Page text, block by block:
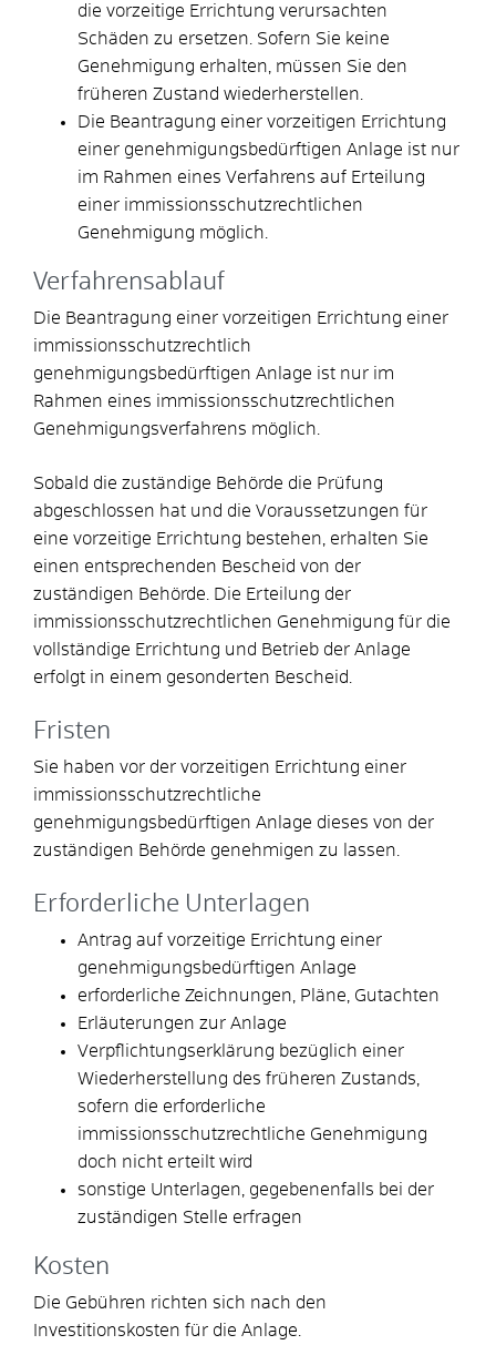
die vorzeitige Errichtung verursachten
Schäden zu ersetzen. Sofern Sie keine
Genehmigung erhalten, müssen Sie den
früheren Zustand wiederherstellen.
Die Beantragung einer vorzeitigen Errichtung
einer genehmigungsbedürftigen Anlage ist nur
im Rahmen eines Verfahrens auf Erteilung
einer immissionsschutzrechtlichen
Genehmigung möglich.
Verfahrensablauf
Die Beantragung einer vorzeitigen Errichtung einer
immissionsschutzrechtlich
genehmigungsbedürftigen Anlage ist nur im
Rahmen eines immissionsschutzrechtlichen
Genehmigungsverfahrens möglich.
Sobald die zuständige Behörde die Prüfung
abgeschlossen hat und die Voraussetzungen für
eine vorzeitige Errichtung bestehen, erhalten Sie
einen entsprechenden Bescheid von der
zuständigen Behörde. Die Erteilung der
immissionsschutzrechtlichen Genehmigung für die
vollständige Errichtung und Betrieb der Anlage
erfolgt in einem gesonderten Bescheid.
Fristen
Sie haben vor der vorzeitigen Errichtung einer
immissionsschutzrechtliche
genehmigungsbedürftigen Anlage dieses von der
zuständigen Behörde genehmigen zu lassen.
Erforderliche Unterlagen
Antrag auf vorzeitige Errichtung einer
genehmigungsbedürftigen Anlage
erforderliche Zeichnungen, Pläne, Gutachten
Erläuterungen zur Anlage
Verpflichtungserklärung bezüglich einer
Wiederherstellung des früheren Zustands,
sofern die erforderliche
immissionsschutzrechtliche Genehmigung
doch nicht erteilt wird
sonstige Unterlagen, gegebenenfalls bei der
zuständigen Stelle erfragen
Kosten
Die Gebühren richten sich nach den
Investitionskosten für die Anlage.